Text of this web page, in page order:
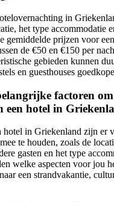
in
het type accommodatie
gemiddelde prijzen voor
de €50 en €150 per
gebieden kunnen
en guesthouses
factoren om
een hotel in
hotel in Griekenland zijn er
te houden, zoals de
gasten en het type
welke aspecten voor jou
een strandvakantie,